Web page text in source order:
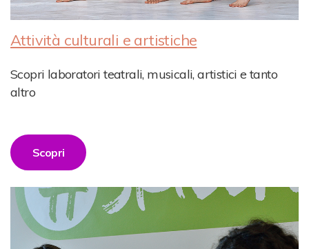
Attività culturali e artistiche
Scopri laboratori teatrali, musicali, artistici e tanto
altro
Scopri